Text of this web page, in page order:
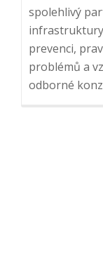
spolehlivý
prevenci,
problémů a
odborné